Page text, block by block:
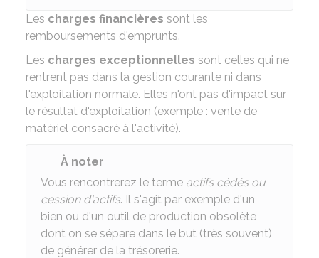
Les charges financières sont les
remboursements d'emprunts.
Les charges exceptionnelles sont celles qui ne
rentrent pas dans la gestion courante ni dans
l'exploitation normale. Elles n'ont pas d'impact sur
le résultat d'exploitation (exemple : vente de
matériel consacré à l'activité).
À noter
Vous rencontrerez le terme actifs cédés ou
cession d'actifs. Il s'agit par exemple d'un
bien ou d'un outil de production obsolète
dont on se sépare dans le but (très souvent)
de générer de la trésorerie.